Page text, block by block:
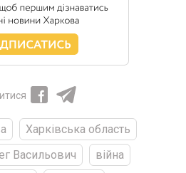
Харківська область
Васильович
війна